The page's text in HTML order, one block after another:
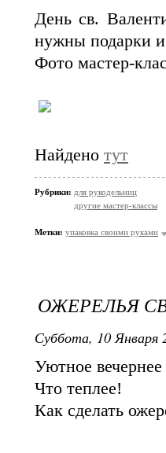
День св.
нужны подарки
Фото мастер-
Найдено тут
Рубрики: для рукодельниц
другие мастер-классы
Метки: упаковка своими руками
ОЖЕРЕЛЬЯ
Суббота, 10 Января
Уютное
Что теплее!
Как сделать